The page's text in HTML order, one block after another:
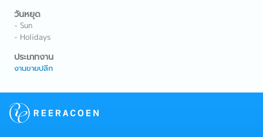
วันหยุด
- Sun
- Holidays
ประเภทงาน
งานขายปลีก